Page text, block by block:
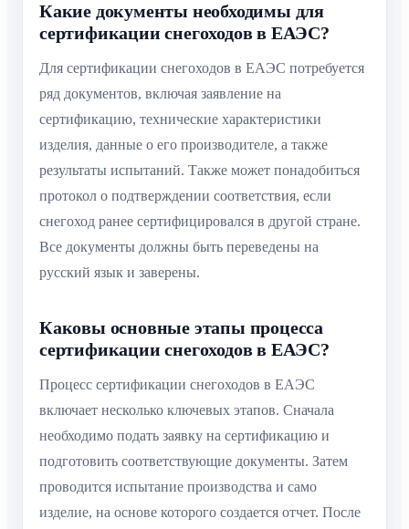
Какие документы необходимы для
сертификации снегоходов в ЕАЭС?
Для сертификации снегоходов в ЕАЭС потребуется
ряд документов, включая заявление на
сертификацию, технические характеристики
изделия, данные о его производителе, а также
результаты испытаний. Также может понадобиться
протокол о подтверждении соответствия, если
снегоход ранее сертифицировался в другой стране.
Все документы должны быть переведены на
русский язык и заверены.
Каковы основные этапы процесса
сертификации снегоходов в ЕАЭС?
Процесс сертификации снегоходов в ЕАЭС
включает несколько ключевых этапов. Сначала
необходимо подать заявку на сертификацию и
подготовить соответствующие документы. Затем
проводится испытание производства и само
изделие, на основе которого создается отчет. После